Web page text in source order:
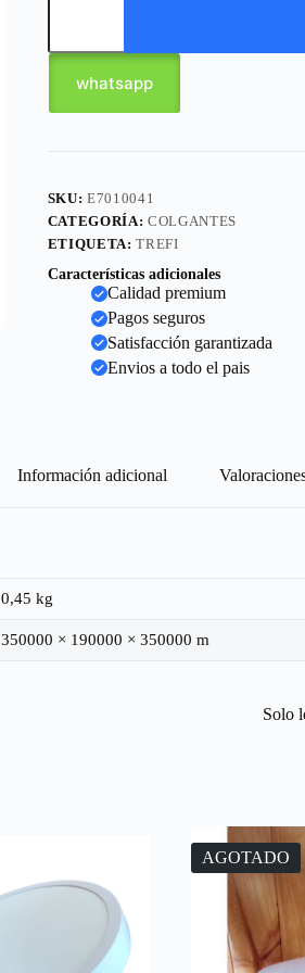
whatsapp
SKU:E7010041
CATEGORÍA: COLGANTES
ETIQUETA:TREFI
Características adicionales
Calidad premium
Pagos seguros
Satisfacción garantizada
Envios a todo el pais
Información adicional
0,45 kg
350000 × 190000 × 350000 m
Solo
AGOTADO